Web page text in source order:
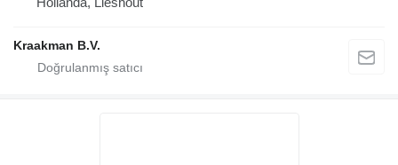
Kraakman B.V.